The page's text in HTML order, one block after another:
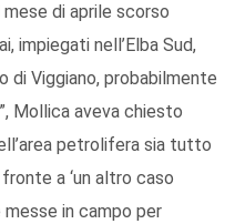
di aprile scorso
impiegati nell’Elba Sud,
di Viggiano, probabilmente
Mollica aveva chiesto
petrolifera sia tutto
a ‘un altro caso
messe in campo per